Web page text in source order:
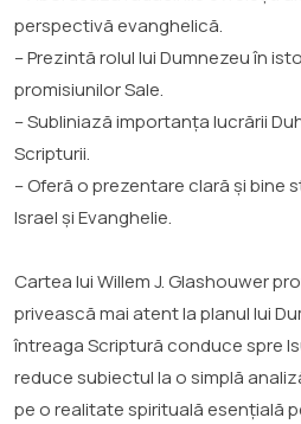
perspectivă evanghelică.
– Prezintă rolul lui Dumnezeu în
promisiunilor Sale.
– Subliniază importanța lucrării
Scripturii.
– Oferă o prezentare clară și bine
Israel și Evanghelie.
Cartea lui Willem J. Glashouwer
privească mai atent la planul lui
întreaga Scriptură conduce spre
reduce subiectul la o simplă
pe o realitate spirituală esențială